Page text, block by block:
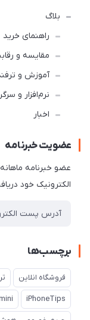
بلاگ
راهنمای خرید
مقایسه و
آموزش و
نرم‌افزار و
اخبار
عضویت خبرنامه
عضو خبرنامه
الکترونیک خود
برچسب‌ها
فروشگاه انلاین
iPhoneTips